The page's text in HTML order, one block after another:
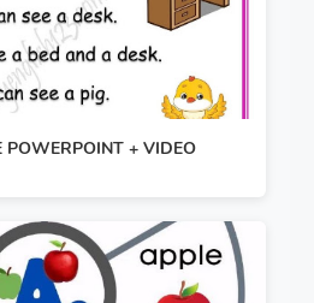
POWERPOINT + VIDEO